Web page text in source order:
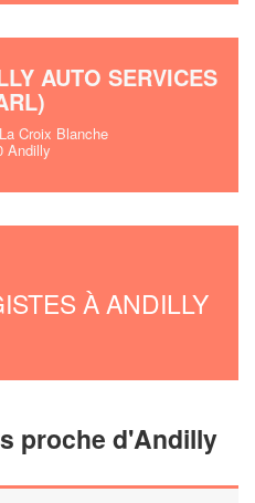
AUTO SERVICES
Croix Blanche
Andilly
À ANDILLY
proche d'Andilly